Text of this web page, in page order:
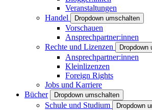
Veranstaltungen
Handel
Dropdown umschalten
Vorschauen
Ansprechpartner:innen
Rechte und Lizenzen
Dropdown
Ansprechpartner:innen
Kleinlizenzen
Foreign Rights
Jobs und Karriere
Bücher
Dropdown umschalten
Schule und Studium Dropdown